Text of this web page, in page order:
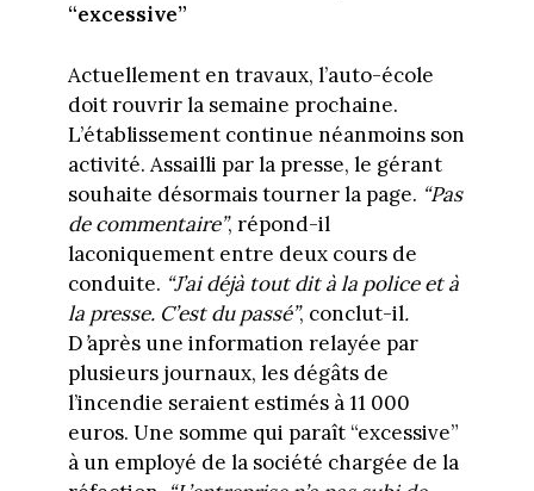
“excessive”
Actuellement en travaux, l’auto-école
doit rouvrir la semaine prochaine.
L’établissement continue néanmoins son
activité. Assailli par la presse, le gérant
souhaite désormais tourner la page. “Pas
de commentaire”, répond-il
laconiquement entre deux cours de
conduite. “J’ai déjà tout dit à la police et à
la presse. C’est du passé”, conclut-il.
Daprès une information relayée par
plusieurs journaux, les dégâts de
l’incendie seraient estimés à 11 000
euros. Une somme qui paraît “excessive”
à un employé de la société chargée de la